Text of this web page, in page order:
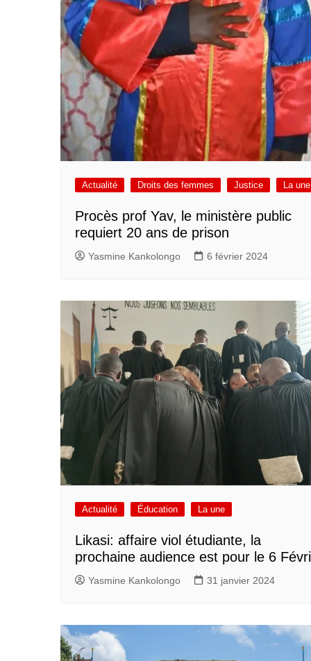
Actualité Droits des femmes Justice La une
Procès prof Yav, le ministère public
requiert 20 ans de prison
Yasmine Kankolongo 6 février 2024
Actualité Éducation La une
Likasi: affaire viol étudiante, la
prochaine audience est pour le 6
Yasmine Kankolongo 31 janvier 2024